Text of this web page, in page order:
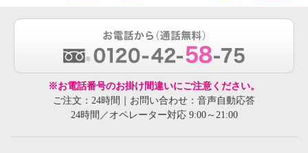
※お電話番号のお掛け間違いにご注意ください。
ご注文：24時間｜お問い合わせ：音声自動応答
24時間／オペレーター対応 9:00～21:00